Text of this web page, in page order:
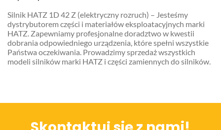
Silnik HATZ 1D 42 Z (elektryczny rozruch) – Jesteśmy
dystrybutorem części i materiałów eksploatacyjnych marki
HATZ. Zapewniamy profesjonalne doradztwo w kwestii
dobrania odpowiedniego urządzenia, które spełni wszystkie
Państwa oczekiwania. Prowadzimy sprzedaż wszystkich
modeli silników marki HATZ i części zamiennych do silników.